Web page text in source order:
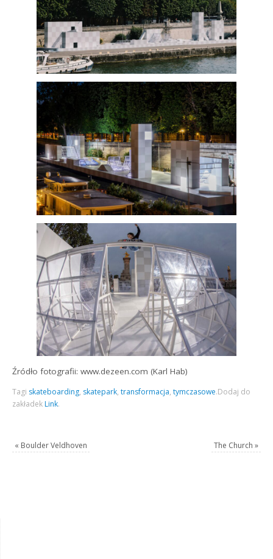
Źródło fotografii: www.dezeen.com (Karl Hab)
Tagi skateboarding, skatepark,transformacja,tymczasowe.Dodaj do
zakładek Link.
« Boulder Veldhoven The Church »